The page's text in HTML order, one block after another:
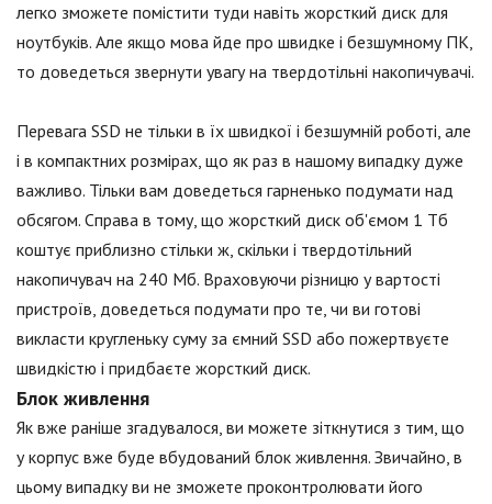
легко зможете помістити туди навіть жорсткий диск для
ноутбуків. Але якщо мова йде про швидке і безшумному ПК,
то доведеться звернути увагу на твердотільні накопичувачі.
Перевага SSD не тільки в їх швидкої і безшумній роботі, але
і в компактних розмірах, що як раз в нашому випадку дуже
важливо. Тільки вам доведеться гарненько подумати над
обсягом. Справа в тому, що жорсткий диск об'ємом 1 Тб
коштує приблизно стільки ж, скільки і твердотільний
накопичувач на 240 Мб. Враховуючи різницю у вартості
пристроїв, доведеться подумати про те, чи ви готові
викласти кругленьку суму за ємний SSD або пожертвуєте
швидкістю і придбаєте жорсткий диск.
Блок живлення
Як вже раніше згадувалося, ви можете зіткнутися з тим, що
у корпус вже буде вбудований блок живлення. Звичайно, в
цьому випадку ви не зможете проконтролювати його